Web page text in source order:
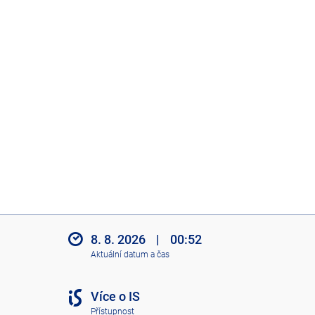
8. 8. 2026 | 00:52
Aktuální datum a čas
Více o IS
Přístupnost